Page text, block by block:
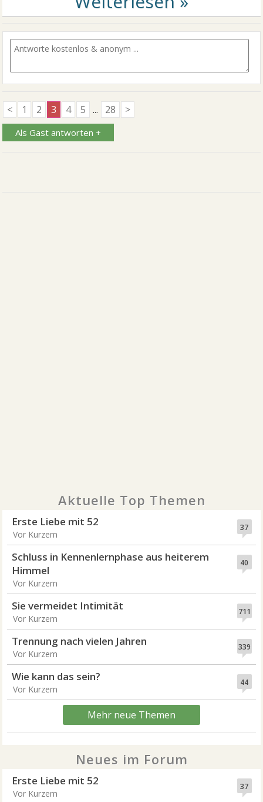
< 1 2 3 4 5 ... 28 >
Als Gast antworten +
Aktuelle Top Themen
37
Erste Liebe mit 52
Vor Kurzem
40
Schluss in Kennenlernphase aus heiterem
Himmel
Vor Kurzem
711
Sie vermeidet Intimität
Vor Kurzem
339
Trennung nach vielen Jahren
Vor Kurzem
44
Wie kann das sein?
Vor Kurzem
Mehr neue Themen
Neues im Forum
37
Erste Liebe mit 52
Vor Kurzem